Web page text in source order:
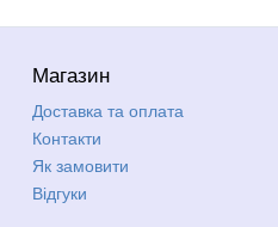
Магазин
Доставка та оплата
Контакти
Як замовити
Відгуки